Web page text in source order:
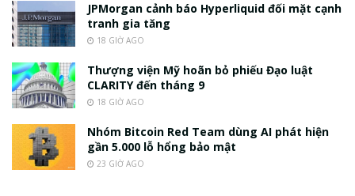
JPMorgan cảnh báo Hyperliquid đối mặt cạnh
tranh gia tăng
18 GIỜ AGO
Thượng viện Mỹ hoãn bỏ phiếu Đạo luật
CLARITY đến tháng 9
18 GIỜ AGO
Nhóm Bitcoin Red Team dùng AI phát hiện
gần 5.000 lỗ hổng bảo mật
23 GIỜ AGO